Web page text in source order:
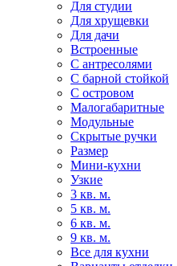
Для студии
Для хрущевки
Для дачи
Встроенные
С антресолями
С барной стойкой
С островом
Малогабаритные
Модульные
Скрытые ручки
Размер
Мини-кухни
Узкие
3 кв. м.
5 кв. м.
6 кв. м.
9 кв. м.
Все для кухни